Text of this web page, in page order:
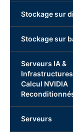
Stockage sur
Stockage sur
Serveurs IA &
Calcul NVIDIA
Serveurs